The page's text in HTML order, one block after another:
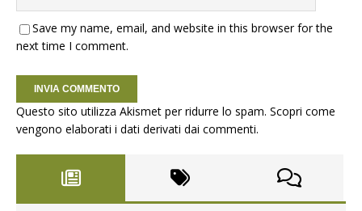
Save my name, email, and website in this browser for the
next time I comment.
Questo sito utilizza Akismet per ridurre lo spam. Scopri come
vengono elaborati i dati derivati dai commenti.